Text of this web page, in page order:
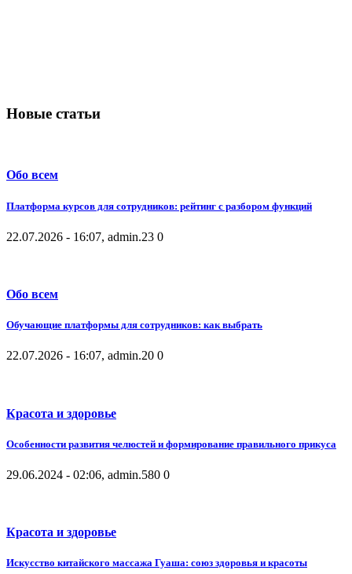
Новые статьи
Обо всем
Платформа курсов для сотрудников: рейтинг с разбором функций
22.07.2026 - 16:07, admin.23 0
Обо всем
Обучающие платформы для сотрудников: как выбрать
22.07.2026 - 16:07, admin.20 0
Красота и здоровье
Особенности развития челюстей и формирование правильного прикуса
29.06.2024 - 02:06, admin.580 0
Красота и здоровье
Искусство китайского массажа Гуаша: союз здоровья и красоты